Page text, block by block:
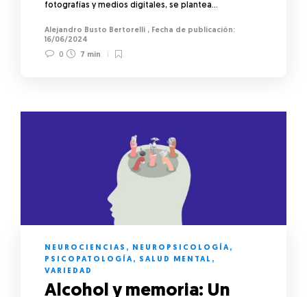
fotografías y medios digitales, se plantea…
Alejandro Busto Bertorelli ,
16/06/2024
0
7 min
NEUROCIENCIAS , NEUROPSICOLOGÍA,
PSICOPATOLOGÍA, SALUD MENTAL ,
VARIEDAD
Alcohol y memoria: Un